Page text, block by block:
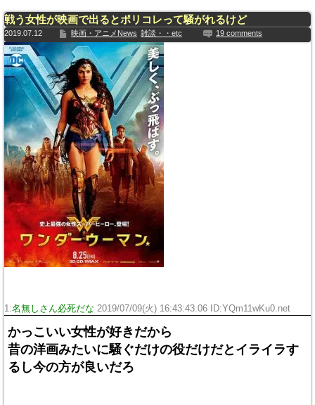
戦う女性が映画で出るとポリコレって騒がれるけど
2019.07.12 映画・アニメNews 雑談・・etc 19 comments
1:名無しさん必死だな 2019/07/09(火) 16:43:43.06 ID:YQm11wKu0.net
かっこいい女性が好きだから
昔の洋画みたいに騒ぐだけの役だけだとイライラす
るし今の方が良いだろ